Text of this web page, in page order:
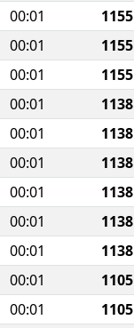
00:01
1155
00:01
1155
00:01
1155
00:01
1138
00:01
1138
00:01
1138
00:01
1138
00:01
1138
00:01
1138
00:01
1105
00:01
1105